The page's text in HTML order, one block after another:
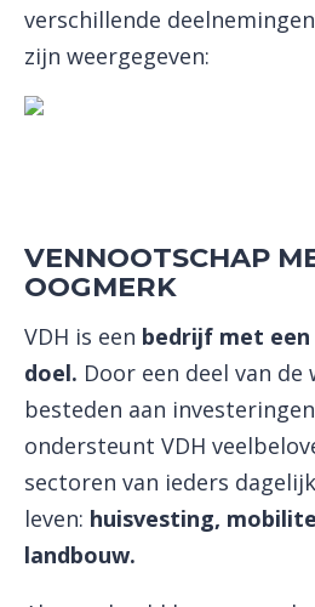
verschillende
zijn weergegeven:
VENNOOTSCHAP
OOGMERK
VDH is een bedrijf met
doel. Door een deel van
besteden aan
ondersteunt VDH
sectoren van ieders
leven: huisvesting,
landbouw.